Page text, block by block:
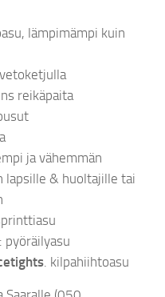
lämpimämpi kuin
ns reikäpaita
ja vähemmän
lapsille & huoltajille tai
: pyöräilyasu
. kilpahiihtoasu